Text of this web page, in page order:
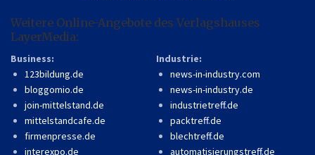
Weitere Online-Angebote des Verlagshauses
LayerMedia:
Business:
123bildung.de
bloggomio.de
join-mittelstand.de
mittelstandcafe.de
firmenpresse.de
interexpo.de
Industrie:
news-in-industry.com
news-in-industry.de
industrietreff.de
packtreff.de
blechtreff.de
automatisierungstreff.de